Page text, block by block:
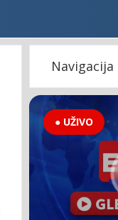
Navigacija
● UŽIVO